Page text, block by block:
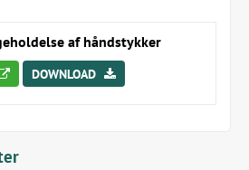
af håndstykker
DOWNLOAD